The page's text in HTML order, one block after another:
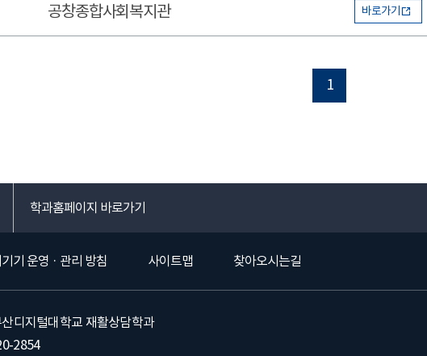
공창종합사회복지관 바로가기
1
학과홈페이지 바로가기
기 운영 · 관리 방침 사이트맵 찾아오시는길
디지털대학교 재활상담학과
2854